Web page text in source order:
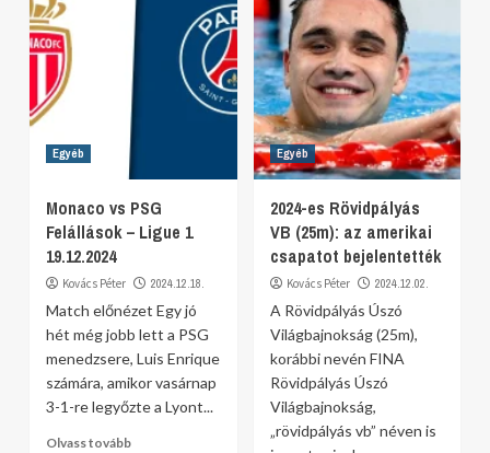
Egyéb
Monaco vs PSG
Felállások – Ligue 1
19.12.2024
Kovács Péter 2024.12.18.
Match előnézet Egy jó
hét még jobb lett a PSG
menedzsere, Luis Enrique
számára, amikor vasárnap
3-1-re legyőzte a Lyont...
Olvass tovább
Egyéb
2024-es Rövidpályás
VB (25m): az amerikai
csapatot bejelentették
Kovács Péter 2024.12.02.
A Rövidpályás Úszó
Világbajnokság (25m),
korábbi nevén FINA
Rövidpályás Úszó
Világbajnokság,
„rövidpályás vb” néven is